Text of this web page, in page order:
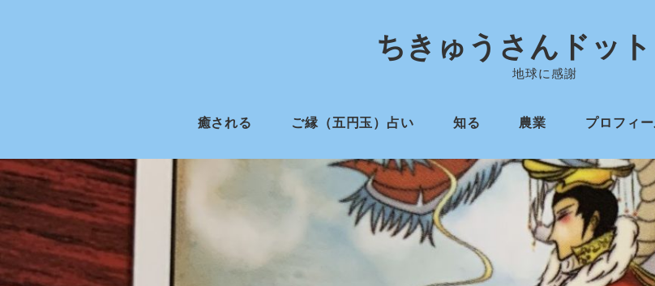
ちきゅうさんドッ
地球に感謝
癒される ご縁（五円玉）占い 知る 農業 プロフィ